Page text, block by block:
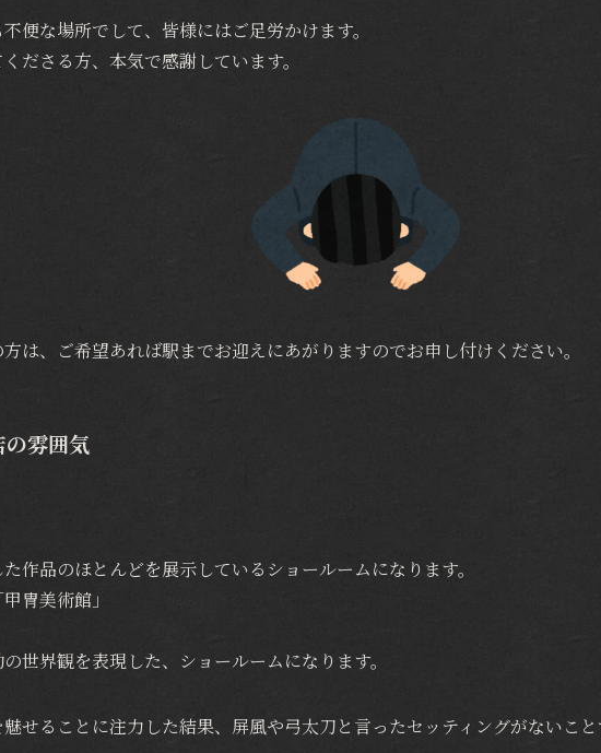
便な場所でして、皆様にはご足労かけます。
ださる方、本気で感謝しています。
は、ご希望あれば駅までお迎えにあがりますのでお申し付けください。
の雰囲気
作品のほとんどを展示しているショールームになります。
冑美術館」
世界観を表現した、ショールームになります。
せることに注力した結果、屏風や弓太刀と言ったセッティングがないこ